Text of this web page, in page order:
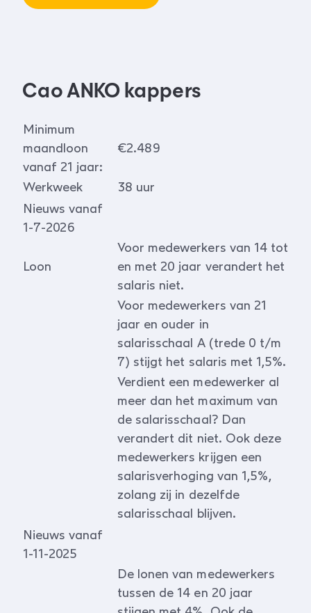
Cao ANKO kappers
Minimum
maandloon
vanaf 21 jaar:
€2.489
Werkweek
38 uur
Nieuws vanaf
1-7-2026
Loon
Voor medewerkers van 14 tot
en met 20 jaar verandert het
salaris niet.
Voor medewerkers van 21
jaar en ouder in
salarisschaal A (trede 0 t/m
7) stijgt het salaris met 1,5%.
Verdient een medewerker al
meer dan het maximum van
de salarisschaal? Dan
verandert dit niet. Ook deze
medewerkers krijgen een
salarisverhoging van 1,5%,
zolang zij in dezelfde
salarisschaal blijven.
Nieuws vanaf
1-11-2025
De lonen van medewerkers
tussen de 14 en 20 jaar